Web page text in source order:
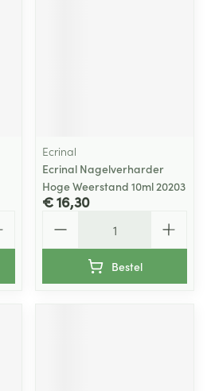
Ecrinal
Ecrinal Nagelverharder
Hoge Weerstand 10ml 20203
€ 16,30
Bestel